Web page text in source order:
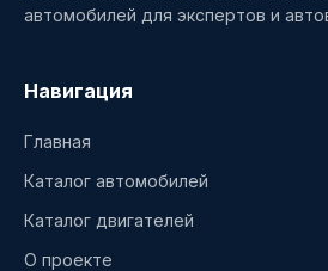
автомобилей для экспертов и
Навигация
Главная
Каталог автомобилей
Каталог двигателей
О проекте